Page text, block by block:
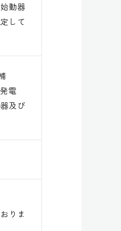
動器
して
電
及び
りま